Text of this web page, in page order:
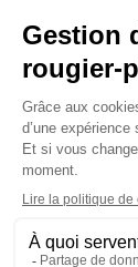
Rougier et Plé
Mentions
Conditions